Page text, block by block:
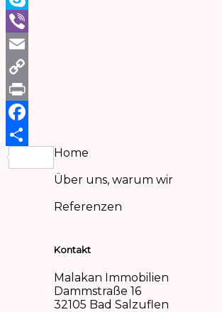
Skype
Viber
Email
Copy
Link
Print
Facebook
Teilen
Home
Über uns, warum wir
Referenzen
Kontakt
Malakan Immobilien
Dammstraße 16
32105 Bad Salzuflen